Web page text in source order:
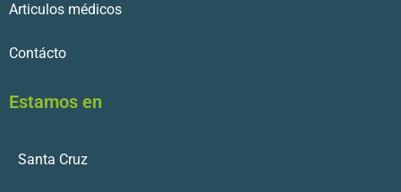
Articulos médicos
Contácto
Estamos en
Santa Cruz